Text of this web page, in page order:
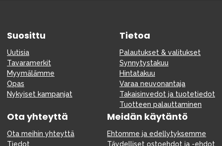
Suosittu
Uutisia
Tavaramerkit
Myymälämme
Opas
Nykyiset kampanjat
Tietoa
Palautukset & valitukset
Synnytystakuu
Hintatakuu
Varaa neuvonantaja
Takaisinvedot ja tuotetiedot
Tuotteen palauttaminen
Ota yhteyttä
Ota meihin yhteyttä
Tiedot
Meidän käytäntö
Ehtomme ja edellytyksemme
Täydelliset ostoehdot ja -ehdot